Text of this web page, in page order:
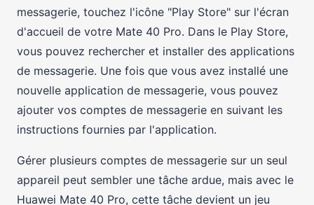
messagerie, touchez l'icône "Play Store" sur l'écran
d'accueil de votre Mate 40 Pro. Dans le Play Store,
vous pouvez rechercher et installer des applications
de messagerie. Une fois que vous avez installé une
nouvelle application de messagerie, vous pouvez
ajouter vos comptes de messagerie en suivant les
instructions fournies par l'application.
Gérer plusieurs comptes de messagerie sur un seul
appareil peut sembler une tâche ardue, mais avec le
Huawei Mate 40 Pro, cette tâche devient un jeu